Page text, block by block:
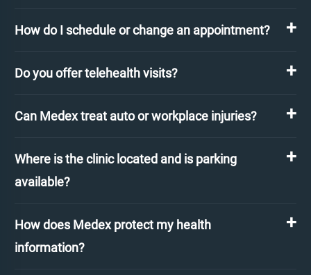
How do I schedule or change an appointment?
Do you offer telehealth visits?
Can Medex treat auto or workplace injuries?
Where is the clinic located and is parking
available?
How does Medex protect my health
information?